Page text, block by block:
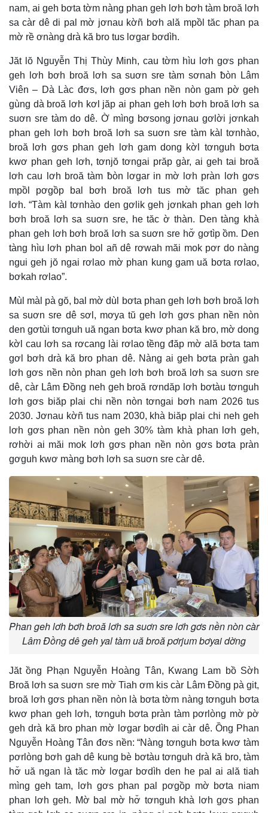
nam, ai geh bơta tờm nàng phan geh lơh bơh tàm broă lơh
sa càr dê di pal mờ jơnau kờñ bơh ală mpồl tăc phan pa
mờ rề ơnàng drà kă bro tus lơgar bơdìh.
Jăt lŏ Nguyễn Thị Thùy Minh, cau tờm hìu lơh gơs phan
geh lơh bơh broă lơh sa suơn sre tàm sơnah ƀòn Lâm
Viên – Dà Làc đơs, lơh gơs phan nền nòn gam pờ geh
gùng dà broă lơh kơl jăp ai phan geh lơh bơh broă lơh sa
suơn sre tàm do dê. Ờ mìng bơsong jơnau gơlời jơnkah
phan geh lơh bơh broă lơh sa suơn sre tàm kàl tơnhào,
broă lơh gơs phan geh lơh gam dong kờl tơnguh bơta
kwơ phan geh lơh, tơnjŏ tơngai prăp gàr, ai geh tai broă
lơh cau lơh broă tàm ƀòn lơgar in mờ lơh pràn lơh gơs
mpồl pơgồp bal bơh broă lơh tus mờ tăc phan geh
lơh. “Tàm kàl tơnhào den gơlik geh jơnkah phan geh lơh
bơh broă lơh sa suơn sre, he tăc ờ thàn. Den tàng khà
phan geh lơh bơh broă lơh sa suơn sre hơ̆ gơtìp ồm. Den
tàng hìu lơh phan bol añ dê rơwah măi mok pơr do nàng
ngui geh jŏ ngai rơlao mờ phan kung gam uă bơta rơlao,
bơkah rơlao”.
Mùl màl pà gŏ, bal mờ dùl bơta phan geh lơh bơh broă lơh
sa suơn sre dê sơl, mơya tŭ geh lơh gơs phan nền nòn
den gơtùi tơnguh uă ngan bơta kwơ phan kă bro, mờ dong
kờl cau lơh sa rơcang lài rơlao tềng đăp mờ ală bơta tam
gơl bơh drà kă bro phan dê. Nàng ai geh bơta pràn gah
lơh gơs nền nòn phan geh lơh bơh broă lơh sa suơn sre
dê, càr Lâm Đồng neh geh broă rơndăp lơh bơtàu tơnguh
lơh gơs biăp plai chi nền nòn tơngai bơh nam 2026 tus
2030. Jơnau kờñ tus nam 2030, khà biăp plai chi neh geh
lơh gơs phan nền nòn geh 30% tàm khà phan lơh geh,
rơhời ai măi mok lơh gơs phan nền nòn gơs bơta pràn
gơguh kwơ màng bơh lơh sa suơn sre càr dê.
Phan geh lơh bơh broă lơh sa suơn sre lơh gơs nền nòn càr
Lâm Đồng dê geh yal tàm uă broă pơrjum bơyai dờng
Jăt ồng Phạn Nguyễn Hoàng Tân, Kwang Lam bồ Sờh
Broă lơh sa suơn sre mờ Tiah ơm kis càr Lâm Đồng pà git,
broă lơh gơs phan nền nòn là bơta tờm nàng tơnguh bơta
kwơ phan geh lơh, tơnguh bơta pràn tàm pơrlòng mờ pờ
geh drà kă bro phan mờ lơgar bơdìh ai càr dê. Ồng Phan
Nguyễn Hoàng Tân đơs nền: “Nàng tơnguh bơta kwơ tàm
pơrlòng bơh gah dê kung bè bơtàu tơnguh drà kă bro, tàm
hơ̆ uă ngan là tăc mờ lơgar bơdìh den he pal ai ală tiah
mìng geh tam, lơh gơs phan pal pơgồp mờ bơta niam
phan lơh geh. Mờ bal mờ hơ̆ tơnguh khà lơh gơs phan